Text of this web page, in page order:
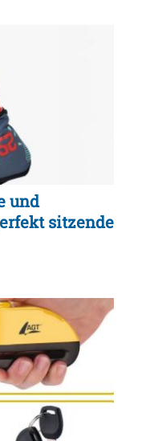
und
sitzende